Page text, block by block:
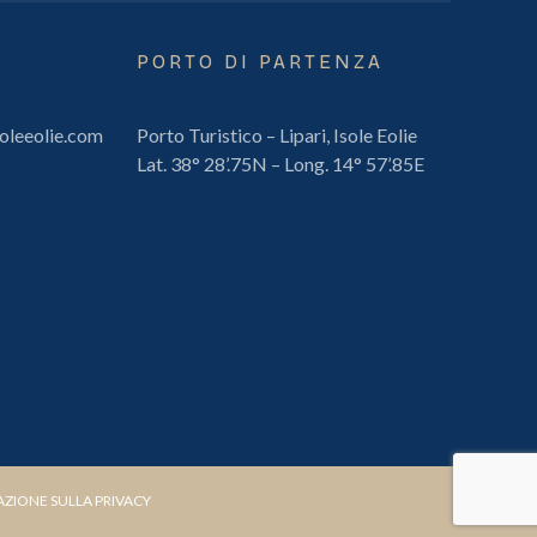
PORTO DI PARTENZA
Porto Turistico – Lipari, Isole Eolie
Lat. 38° 28’.75N – Long. 14° 57’.85E
SULLA PRIVACY